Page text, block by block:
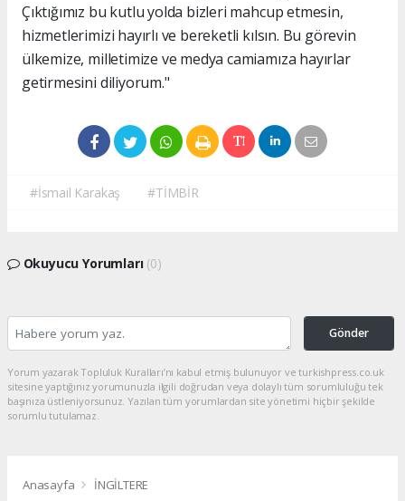
Çıktığımız bu kutlu yolda bizleri mahcup etmesin,
hizmetlerimizi hayırlı ve bereketli kılsın. Bu görevin
ülkemize, milletimize ve medya camiamıza hayırlar
getirmesini diliyorum."
#İsmail Karakaş #TİMBİR
Okuyucu Yorumları (0)
Gönder
Yorum yazarak Topluluk Kuralları’nı kabul etmiş bulunuyor ve turkishpress.co.uk
sitesine yaptığınız yorumunuzla ilgili doğrudan veya dolaylı tüm sorumluluğu tek
başınıza üstleniyorsunuz. Yazılan tüm yorumlardan site yönetimi hiçbir şekilde
sorumlu tutulamaz.
Anasayfa İNGİLTERE